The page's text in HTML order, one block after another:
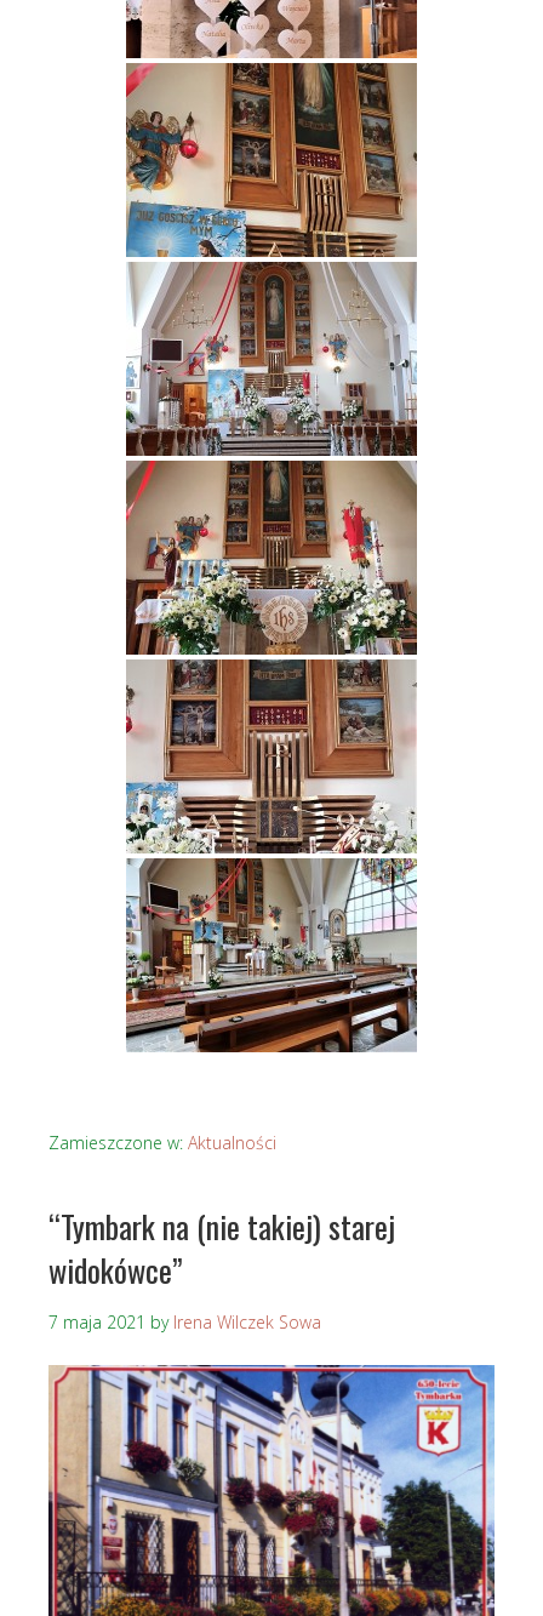
Zamieszczone w: Aktualności
“Tymbark na (nie takiej) starej
widokówce”
7 maja 2021 by Irena Wilczek Sowa